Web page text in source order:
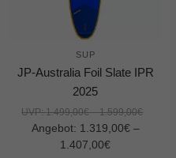
SUP
JP-Australia Foil Slate IPR
2025
UVP:1.499,00€–1.599,00€
Angebot: 1.319,00€–
1.407,00€
Diese Informationen helfen uns
Plattformen werden standardmäßig